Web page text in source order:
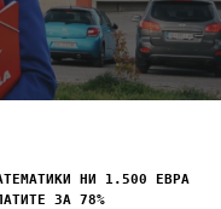
НИ 1.500 ЕВРА
ЗА 78%